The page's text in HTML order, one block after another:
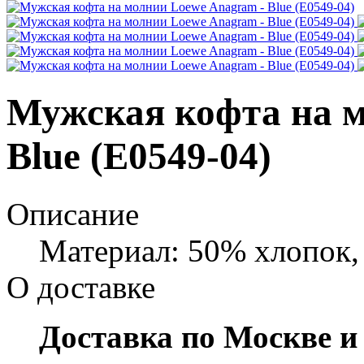
Мужская кофта на
Blue (E0549-04)
Описание
Материал: 50% хлопок,
О доставке
Доставка по Москве